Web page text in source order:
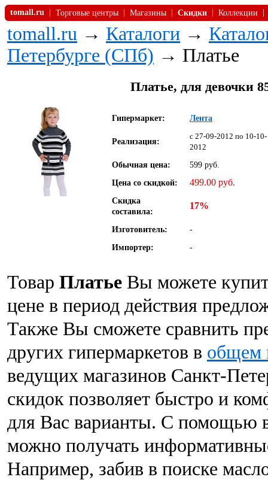
tomall.ru Торговые центры Магазины Скидки Коллекции
tomall.ru → Каталоги →
Петербурге (СПб) → Платье
Платье, для девочки
Гипермаркет: Лента
Реализация:
c 27-09-2012 по 10-10-
2012
Обычная цена:
599 руб.
Цена со скидкой:
499.00 руб.
Скидка
составила:
17%
Изготовитель:
-
Импортер:
-
Товар Платье Вы можете
цене в период действия
Также Вы сможете сравнить
других гипермаркетов в общем
ведущих магазинов Санкт-
скидок позволяет быстро и
для Вас варианты. С помощью
можно получать
Например, забив в поиске